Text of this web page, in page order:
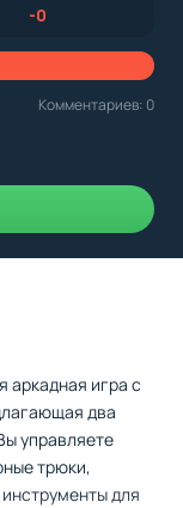
указываем
минимальные
необходимые
-0Не нравится
Комментариев: 0
аркадная игра с
два
управляете
трюки,
для